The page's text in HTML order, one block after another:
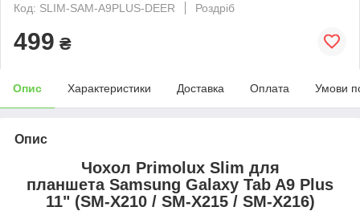
Код: SLIM-SAM-A9PLUS-DEER
Роздріб
499 ₴
Опис Характеристики Доставка Оплата Умови
Опис
Чохол Primolux Slim для
планшета Samsung Galaxy Tab A9 Plus
11" (SM-X210 / SM-X215 / SM-X216)